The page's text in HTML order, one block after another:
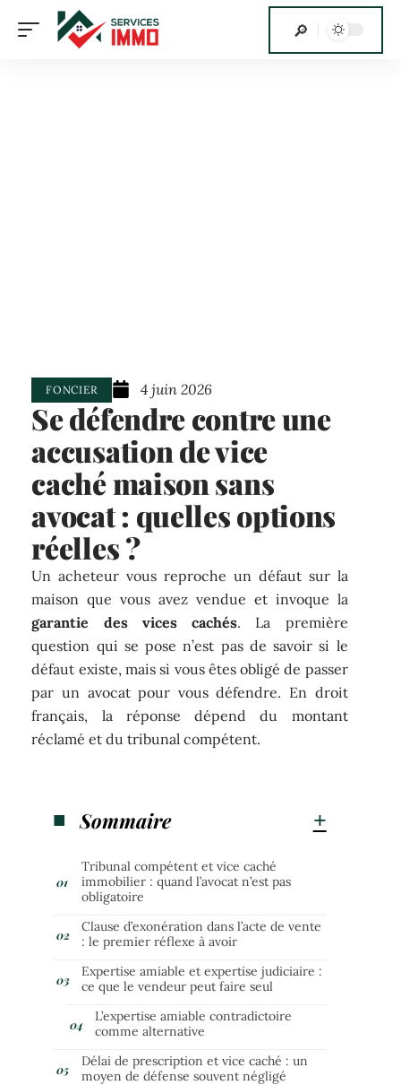
FONCIER 4 juin 2026
Se défendre contre une
accusation de vice
caché maison sans
avocat : quelles options
réelles ?
Un acheteur vous reproche un défaut sur la
maison que vous avez vendue et invoque la
garantie des vices cachés. La première
question qui se pose n’est pas de savoir si le
défaut existe, mais si vous êtes obligé de passer
par un avocat pour vous défendre. En droit
français, la réponse dépend du montant
réclamé et du tribunal compétent.
Sommaire
Tribunal compétent et vice caché
immobilier : quand l’avocat n’est pas
obligatoire
Clause d’exonération dans l’acte de vente
: le premier réflexe à avoir
Expertise amiable et expertise judiciaire :
ce que le vendeur peut faire seul
L’expertise amiable contradictoire
comme alternative
Délai de prescription et vice caché : un
moyen de défense souvent négligé